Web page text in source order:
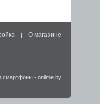
| О магазине
смартфоны - onlime.by